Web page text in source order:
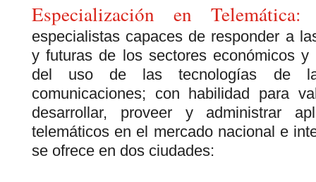
Especialización en Telemática:
especialistas capaces de responder a
y futuras de los sectores económicos y
del uso de las tecnologías de
comunicaciones; con habilidad para
desarrollar, proveer y administrar
telemáticos en el mercado nacional e
se ofrece en dos ciudades: